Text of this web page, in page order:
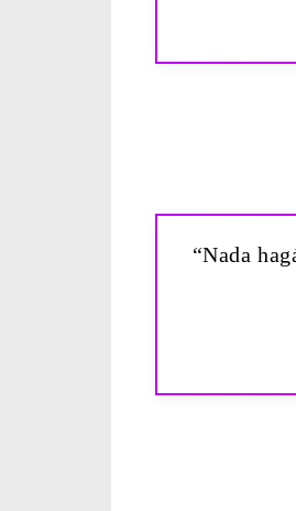
“Nada